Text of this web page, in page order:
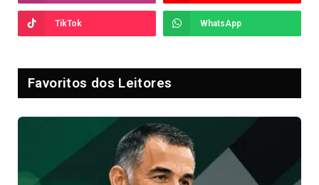
TikTok WhatsApp
Favoritos dos Leitores